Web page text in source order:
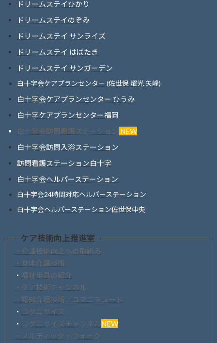
ドリームステイひかり
ドリームステイのぞみ
ドリームステイ サンライズ
ドリームステイ はばたき
ドリームステイ サンガーデン
白十字会ケアプランセンター (佐世保 燿光 矢峰)
白十字会ケアプランセンター ひうみ
白十字ケアプランセンター福岡
白十字会訪問看護ステーション NEW
白十字会訪問入浴ステーション
訪問看護ステーション白十字
白十字会ヘルパーステーション
白十字会24時間対応ヘルパーステーション
白十字会ヘルパーステーション佐世保中央
ケア技術向上推進室
・介護技術向上への取組み
・身体介護技術
・ 福祉用具の紹介
・ケア技術チャンネル
・認知介護技術／ユマニチュード
・ コグニサイズ
・ コグニサイズチャンネルNEW
・ノルディック・ウォーク